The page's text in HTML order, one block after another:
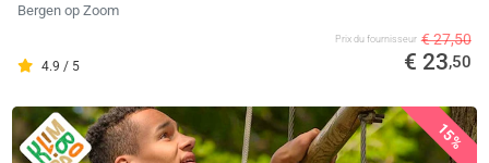
Bergen op Zoom
4.9 / 5
Prix ​​du fournisseur € 27,50
€ 23,50
15%